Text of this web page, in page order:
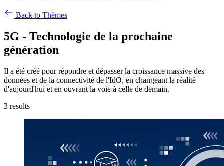
Back to Thèmes
5G - Technologie de la prochaine
génération
Il a été créé pour répondre et dépasser la croissance massive des
données et de la connectivité de l'IdO, en changeant la réalité
d'aujourd'hui et en ouvrant la voie à celle de demain.
3 results